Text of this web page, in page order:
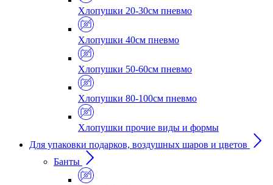
Хлопушки 20-30см пневмо
Хлопушки 40см пневмо
Хлопушки 50-60см пневмо
Хлопушки 80-100см пневмо
Хлопушки прочие виды и формы
Для упаковки подарков, воздушных шаров и цветов
Банты